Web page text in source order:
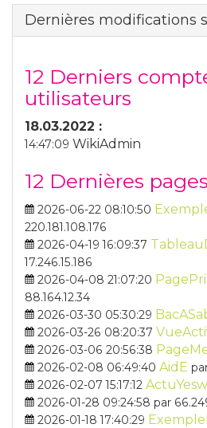
Dernières modifications
12 Derniers
utilisateurs
18.03.2022 :
14:47:09 WikiAdmin
12 Dernières
2026-06-22 08:10:50
220.181.108.176
2026-04-19 16:09:37
17.246.15.186
2026-04-08 21:07:20
88.164.12.34
2026-03-30 05:30:29
2026-03-26 08:20:37
2026-03-06 20:56:38
2026-02-08 06:49:40 AidE
2026-02-07 15:17:12
2026-01-28 09:24:58 par
2026-01-18 17:40:29